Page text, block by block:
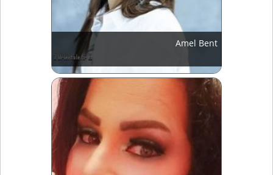
Amel Bent